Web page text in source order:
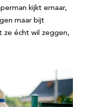
kijkt ernaar,
maar bijt
ze écht wil zeggen,